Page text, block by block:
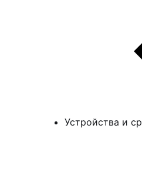
Устройства и